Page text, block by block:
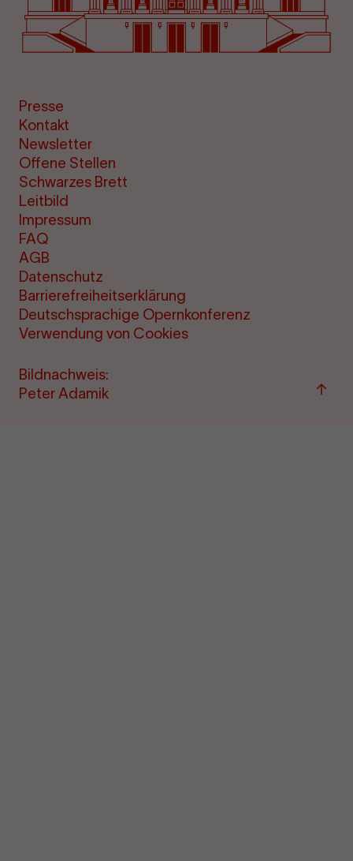
Presse
Kontakt
Newsletter
Offene Stellen
Schwarzes Brett
Leitbild
Impressum
FAQ
AGB
Datenschutz
Barrierefreiheitserklärung
Deutschsprachige Opernkonferenz
Verwendung von Cookies
Bildnachweis:
Peter Adamik
Zum